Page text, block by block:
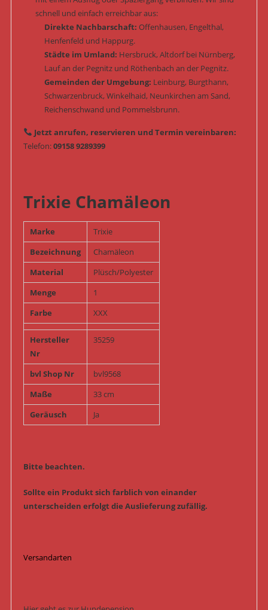
schnell und einfach erreichbar aus:
Direkte Nachbarschaft: Offenhausen, Engelthal,
Henfenfeld und Happurg.
Städte im Umland: Hersbruck, Altdorf bei Nürnberg,
Lauf an der Pegnitz und Röthenbach an der Pegnitz.
Gemeinden der Umgebung: Leinburg, Burgthann,
Schwarzenbruck, Winkelhaid, Neunkirchen am Sand,
Reichenschwand und Pommelsbrunn.
Jetzt anrufen, reservieren und Termin vereinbaren:
Telefon:09158 9289399
Trixie Chamäleon
Marke
Trixie
Bezeichnung
Chamäleon
Material
Plüsch/Polyester
Menge
1
Farbe
XXX
Hersteller
Nr
35259
bvl Shop Nr
bvl9568
Maße
33 cm
Geräusch
Ja
Bitte beachten.
Sollte ein Produkt sich farblich von einander
unterscheiden erfolgt die Auslieferung zufällig.
Versandarten